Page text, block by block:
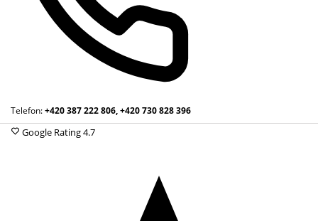
Telefon:+420 387 222 806, +420 730 828 396
Google Rating4.7